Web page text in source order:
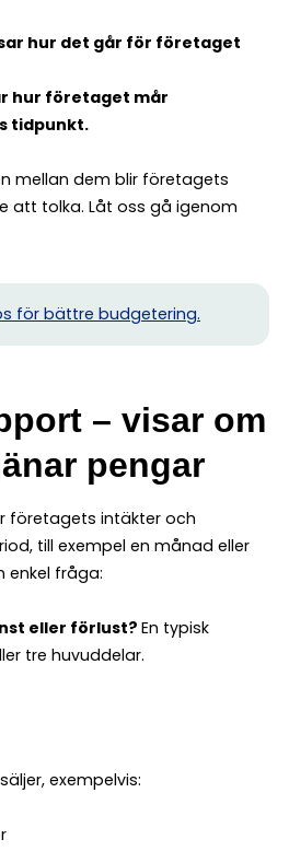
hur det går för företaget
hur företaget mår
tidpunkt.
mellan dem blir företagets
att tolka. Låt oss gå igenom
för bättre budgetering.
– visar om
pengar
företagets intäkter och
till exempel en månad eller
enkel fråga:
eller förlust? En typisk
tre huvuddelar.
exempelvis: